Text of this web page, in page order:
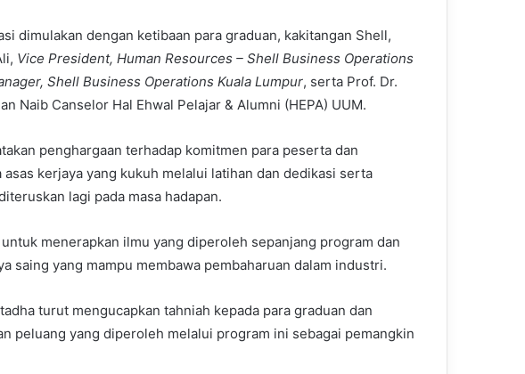
dimulakan dengan ketibaan para graduan, kakitangan Shell,
Vice President, Human Resources – Shell Business Operations
Shell Business Operations Kuala Lumpur, serta Prof. Dr.
Naib Canselor Hal Ehwal Pelajar & Alumni (HEPA) UUM.
penghargaan terhadap komitmen para peserta dan
kerjaya yang kukuh melalui latihan dan dedikasi serta
lagi pada masa hadapan.
menerapkan ilmu yang diperoleh sepanjang program dan
saing yang mampu membawa pembaharuan dalam industri.
turut mengucapkan tahniah kepada para graduan dan
peluang yang diperoleh melalui program ini sebagai pemangkin